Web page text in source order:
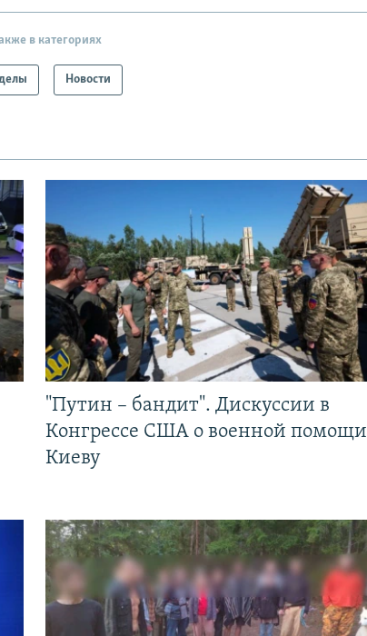
в категориях
Новости
"Путин – бандит". Дискуссии в
Конгрессе США о военной помощи
Киеву